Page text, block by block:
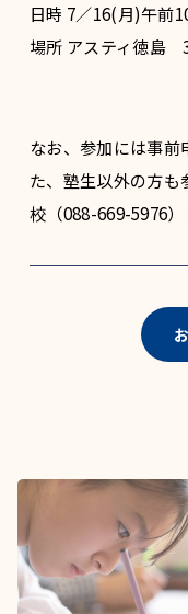
日時 7／16(月)午前
場所 アスティ徳島
なお、参加には事前
た、塾生以外の方も
校（088-669-5976）